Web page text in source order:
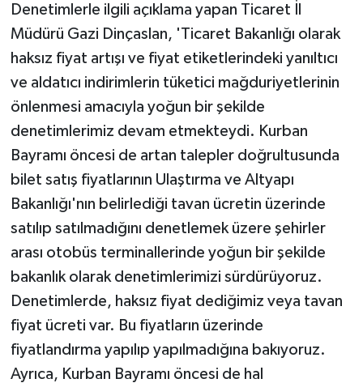
Denetimlerle ilgili açıklama yapan Ticaret İl
Müdürü Gazi Dinçaslan, 'Ticaret Bakanlığı olarak
haksız fiyat artışı ve fiyat etiketlerindeki yanıltıcı
ve aldatıcı indirimlerin tüketici mağduriyetlerinin
önlenmesi amacıyla yoğun bir şekilde
denetimlerimiz devam etmekteydi. Kurban
Bayramı öncesi de artan talepler doğrultusunda
bilet satış fiyatlarının Ulaştırma ve Altyapı
Bakanlığı'nın belirlediği tavan ücretin üzerinde
satılıp satılmadığını denetlemek üzere şehirler
arası otobüs terminallerinde yoğun bir şekilde
bakanlık olarak denetimlerimizi sürdürüyoruz.
Denetimlerde, haksız fiyat dediğimiz veya tavan
fiyat ücreti var. Bu fiyatların üzerinde
fiyatlandırma yapılıp yapılmadığına bakıyoruz.
Ayrıca, Kurban Bayramı öncesi de hal